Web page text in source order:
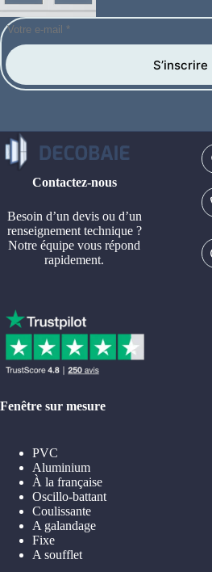
S’inscrire
Contactez-nous
Besoin d’un devis ou d’un
renseignement technique ?
Notre équipe vous répond
rapidement.
Fenêtre sur mesure
PVC
Aluminium
À la française
Oscillo-battant
Coulissante
A galandage
Fixe
A soufflet